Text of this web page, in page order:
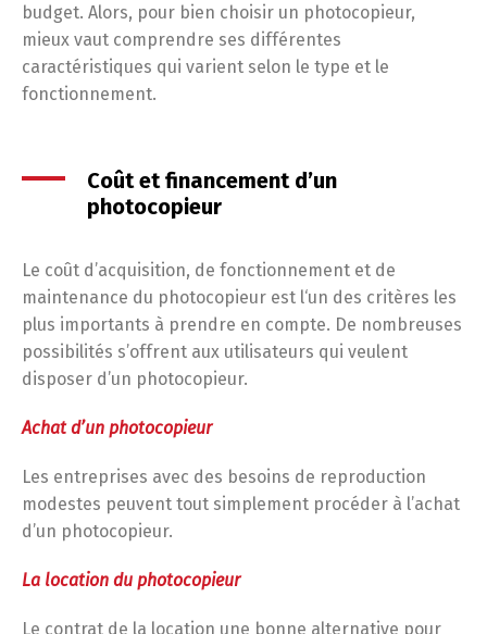
budget. Alors, pour bien choisir un photocopieur,
mieux vaut comprendre ses différentes
caractéristiques qui varient selon le type et le
fonctionnement.
Coût et financement d’un
photocopieur
Le coût d’acquisition, de fonctionnement et de
maintenance du photocopieur est l‘un des critères les
plus importants à prendre en compte. De nombreuses
possibilités s’offrent aux utilisateurs qui veulent
disposer d’un photocopieur.
Achat d’un photocopieur
Les entreprises avec des besoins de reproduction
modestes peuvent tout simplement procéder à l’achat
d’un photocopieur.
La location du photocopieur
Le contrat de la location une bonne alternative pour